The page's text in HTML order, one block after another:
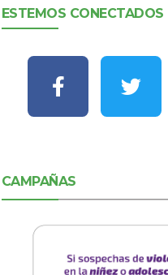
ESTEMOS CONECTADOS
CAMPAÑAS